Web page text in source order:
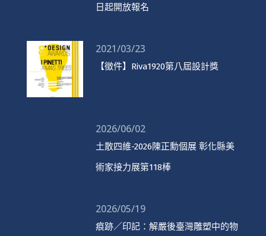
日起開放報名
2021/03/23
【徵件】Riva1920第八屆設計獎
2026/06/02
土散四維-2026陳正勳個展 彰化縣美
術家接力展第118棒
2026/05/19
痕跡／印記：解嚴後臺灣雕塑中的物